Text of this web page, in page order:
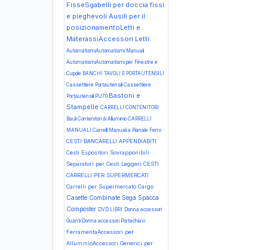
FisseSgabelli per doccia fissi
e pieghevoli Ausili per il
posizionamentoLetti e
MaterassiAccessori Letti
AutomatismiAutomatismi Manuali
AutomatismiAutomatismi per Finestre e
Cupole BANCHI TAVOLI E PORTAUTENSILI
Cassettiere Portautensili Cassettiere
Portautensili PU70 Bastoni e
Stampelle CARRELLI CONTENITORI
Bauli Contenitori di Alluminio CARRELLI
MANUALI Carrelli Manuali a Pianale Ferro
CESTI BANCARELLI APPENDIABITI
Cesti Espositori Sovrapponibili
Separatori per Cesti Leggeri CESTI
CARRELLI PER SUPERMERCATI
Carrelli per Supermercato Cargo
Casette Combinate Sega Spacca
Composter DVD LIBRI
Donna accessori
Guanti Donna accessori Portachiavi
FerramentaAccessori per
AlluminioAccessori Generici per